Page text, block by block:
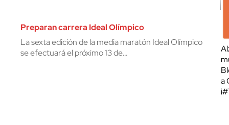
Preparan carrera Ideal Olímpico
La sexta edición de la media maratón Ideal Olímpico
se efectuará el próximo 13 de…
a